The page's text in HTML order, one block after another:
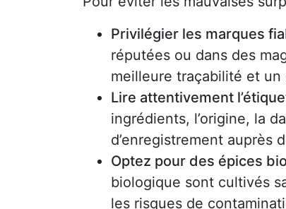
Privilégier les marques
réputées ou dans des
meilleure traçabilité et
Lire attentivement
ingrédients, l’origine, la
d’enregistrement auprès
Optez pour des épices
biologique sont cultivés
les risques de